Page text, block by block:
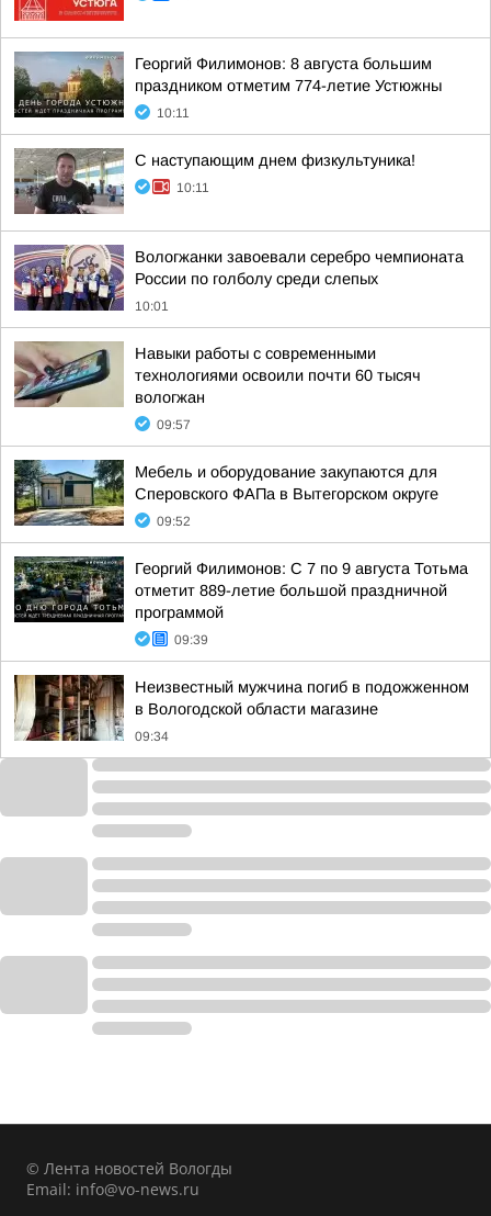
Георгий Филимонов: 8 августа большим
праздником отметим 774-летие Устюжны
10:11
С наступающим днем физкультуника!
10:11
Вологжанки завоевали серебро чемпионата
России по голболу среди слепых
10:01
Навыки работы с современными
технологиями освоили почти 60 тысяч
вологжан
09:57
Мебель и оборудование закупаются для
Сперовского ФАПа в Вытегорском округе
09:52
Георгий Филимонов: С 7 по 9 августа Тотьма
отметит 889-летие большой праздничной
программой
09:39
Неизвестный мужчина погиб в подожженном
в Вологодской области магазине
09:34
© Лента новостей Вологды
Email: info@vo-news.ru